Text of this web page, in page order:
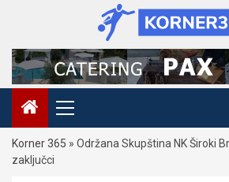
content
Primary
Menu
Korner 365 » Održana Skupština NK Široki
zaključci